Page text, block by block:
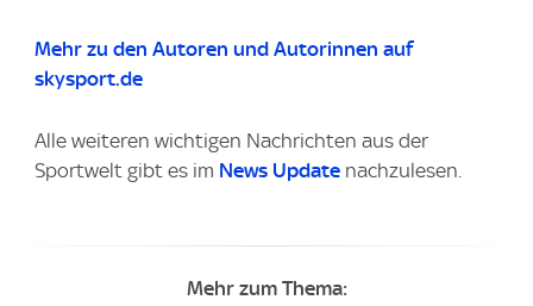
Mehr zu den Autoren und Autorinnen auf
skysport.de
Alle weiteren wichtigen Nachrichten aus der
Sportwelt gibt es im News Update nachzulesen.
Mehr zum Thema: